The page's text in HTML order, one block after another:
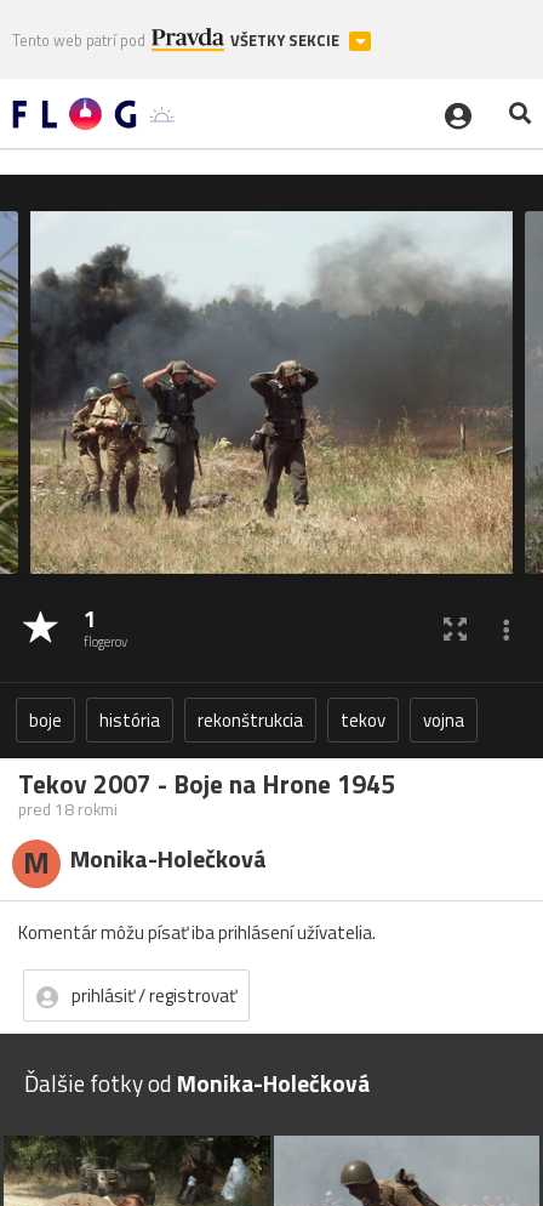
Tento web patrí pod VŠETKY SEKCIE
1
flogerov
boje história rekonštrukcia tekov vojna
Tekov 2007 - Boje na Hrone 1945
pred 18 rokmi
M Monika-Holečková
Komentár môžu písať iba prihlásení užívatelia.
prihlásiť / registrovať
Ďalšie fotky od Monika-Holečková